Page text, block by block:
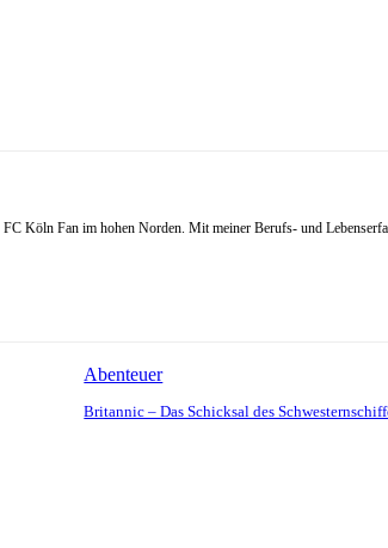
Köln Fan im hohen Norden. Mit meiner Berufs- und
Abenteuer
Britannic – Das Schicksal des